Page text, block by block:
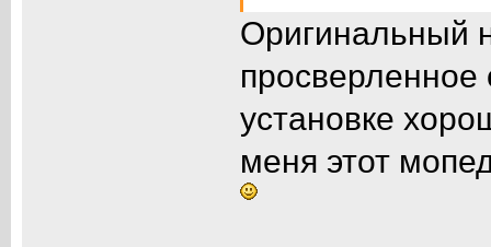
Оригинальный
установке
меня этот